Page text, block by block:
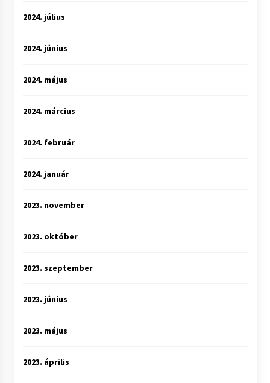
2024. július
2024. június
2024. május
2024. március
2024. február
2024. január
2023. november
2023. október
2023. szeptember
2023. június
2023. május
2023. április